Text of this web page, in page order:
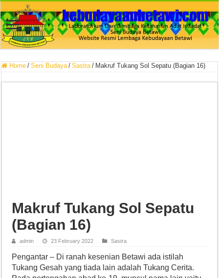
Home / Seni Budaya / Sastra / Makruf Tukang Sol Sepatu (Bagian 16)
Makruf Tukang Sol Sepatu
(Bagian 16)
admin 23 February 2022 Sastra
Pengantar – Di ranah kesenian Betawi ada istilah
Tukang Gesah yang tiada lain adalah Tukang Cerita.